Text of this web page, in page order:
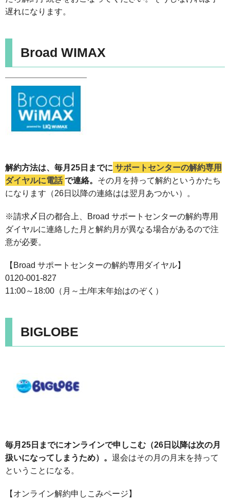
遅れになります。
Broad WIMAX
解約方法は、毎月25日までに サポートセンターの解約専用
ダイヤルに電話 で連絡。 その月を持って解約というかたち
になります（26日以降の連絡はは翌月あつかい）。
※請求〆日の都合上、Broad サポートセンターの解約専用
ダイヤルに連絡した月と解約月が異なる場合があるので注
意が必要。
【Broad サポートセンターの解約専用ダイヤル】
0120-001-827
11:00～18:00（月～土/年末年始はのぞく）
BIGLOBE
毎月25日までにオンラインで申しこむ（26日以降は次の月
扱いになってしまうため）。 退会はその月の月末を持って
ということになる。
【オンライン解約申しこみページ】